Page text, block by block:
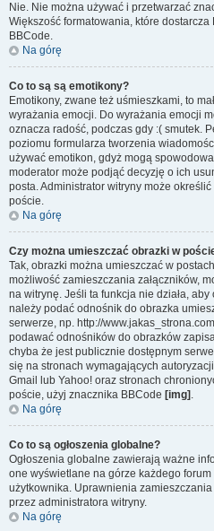
Nie. Nie można używać i przetwarzać
Większość formatowania, które
BBCode.
Na górę
Co to są są emotikony?
Emotikony, zwane też uśmieszkami, to
wyrażania emocji. Do wyrażania emocji
oznacza radość, podczas gdy :( smutek.
poziomu formularza tworzenia
używać emotikon, gdyż mogą
moderator może podjąć decyzję o ich
posta. Administrator witryny może
poście.
Na górę
Czy można umieszczać obrazki w
Tak, obrazki można umieszczać w
możliwość zamieszczania załączników,
na witrynę. Jeśli ta funkcja nie działa,
należy podać odnośnik do obrazka
serwerze, np. http://
podawać odnośników do obrazków
chyba że jest publicznie dostępnym
się na stronach wymagających
Gmail lub Yahoo! oraz stronach
poście, użyj znacznika BBCode [img] .
Na górę
Co to są ogłoszenia globalne?
Ogłoszenia globalne zawierają ważne
one wyświetlane na górze każdego
użytkownika. Uprawnienia
przez administratora witryny.
Na górę